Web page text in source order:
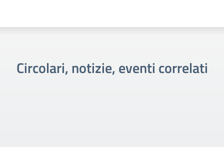
Circolari, notizie, eventi correlati